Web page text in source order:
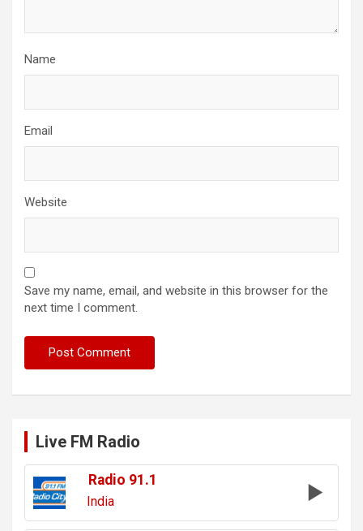
Name
Email
Website
Save my name, email, and website in this browser for the
next time I comment.
Live FM Radio
Radio 91.1
India